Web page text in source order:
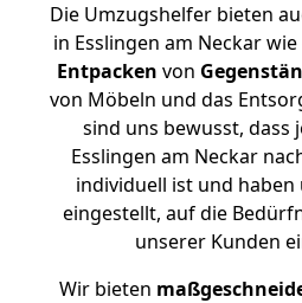
Die Umzugshelfer bieten
in Esslingen am Neckar wie
Entpacken von
von Möbeln und das
sind uns bewusst, dass
Esslingen am Neckar
individuell ist und
eingestellt, auf die
unserer Kunden
Wir bieten